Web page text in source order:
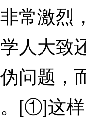
常激烈
人大致
问题，
[①]这